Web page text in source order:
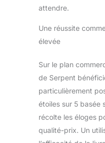
attendre.
Une réussite
élevée
Sur le plan
de Serpent
particulièrement
étoiles sur 5 basée
récolte les éloges
qualité-prix. Un